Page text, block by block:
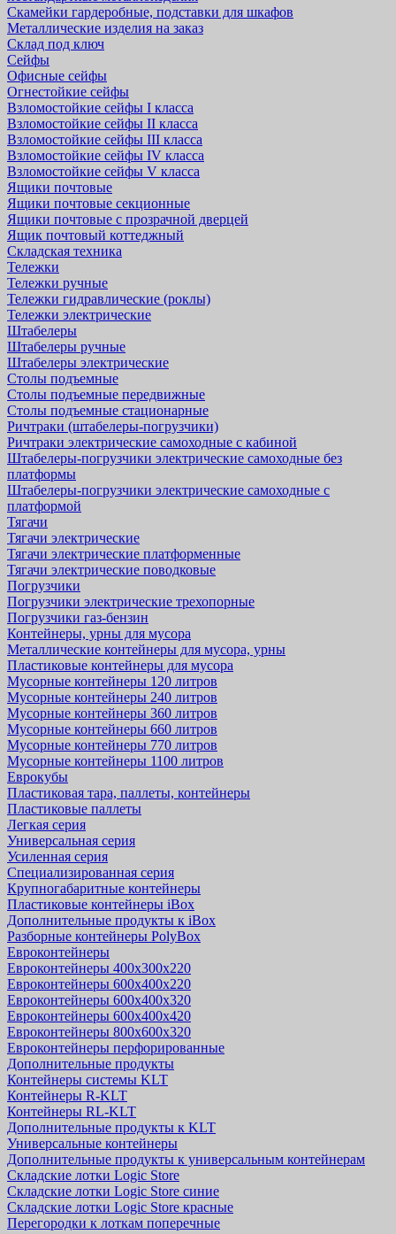
Скамейки гардеробные, подставки для шкафов
Металлические изделия на заказ
Склад под ключ
Сейфы
Офисные сейфы
Огнестойкие сейфы
Взломостойкие сейфы I класса
Взломостойкие сейфы II класса
Взломостойкие сейфы III класса
Взломостойкие сейфы IV класса
Взломостойкие сейфы V класса
Ящики почтовые
Ящики почтовые секционные
Ящики почтовые с прозрачной дверцей
Ящик почтовый коттеджный
Складская техника
Тележки
Тележки ручные
Тележки гидравлические (роклы)
Тележки электрические
Штабелеры
Штабелеры ручные
Штабелеры электрические
Столы подъемные
Столы подъемные передвижные
Столы подъемные стационарные
Ричтраки (штабелеры-погрузчики)
Ричтраки электрические самоходные с кабиной
Штабелеры-погрузчики электрические самоходные без
платформы
Штабелеры-погрузчики электрические самоходные с
платформой
Тягачи
Тягачи электрические
Тягачи электрические платформенные
Тягачи электрические поводковые
Погрузчики
Погрузчики электрические трехопорные
Погрузчики газ-бензин
Контейнеры, урны для мусора
Металлические контейнеры для мусора, урны
Пластиковые контейнеры для мусора
Мусорные контейнеры 120 литров
Мусорные контейнеры 240 литров
Мусорные контейнеры 360 литров
Мусорные контейнеры 660 литров
Мусорные контейнеры 770 литров
Мусорные контейнеры 1100 литров
Еврокубы
Пластиковая тара, паллеты, контейнеры
Пластиковые паллеты
Легкая серия
Универсальная серия
Усиленная серия
Специализированная серия
Крупногабаритные контейнеры
Пластиковые контейнеры iBox
Дополнительные продукты к iBox
Разборные контейнеры PolyBox
Евроконтейнеры
Евроконтейнеры 400х300х220
Евроконтейнеры 600х400х220
Евроконтейнеры 600х400х320
Евроконтейнеры 600х400х420
Евроконтейнеры 800х600х320
Евроконтейнеры перфорированные
Дополнительные продукты
Контейнеры системы KLT
Контейнеры R-KLT
Контейнеры RL-KLT
Дополнительные продукты к KLT
Универсальные контейнеры
Дополнительные продукты к универсальным контейнерам
Складские лотки Logic Store
Складские лотки Logic Store синие
Складские лотки Logic Store красные
Перегородки к лоткам поперечные